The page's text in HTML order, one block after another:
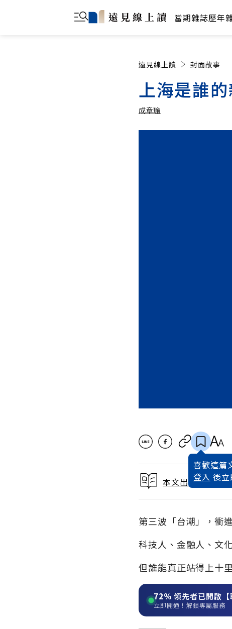
當期雜誌歷年
遠見線上讀 封面故事
上海是誰
成章瑜
喜歡這篇
登入 後
本文出自 2003 /
第三波「台潮」，衝
科技人、金融人、文
但誰能真正站得上十
72% 領先者已開啟【
立即開通！解鎖專屬服務